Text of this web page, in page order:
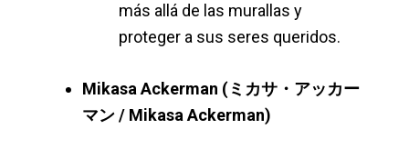
más allá de las murallas y
proteger a sus seres queridos.
Mikasa Ackerman (ミカサ・アッカー
マン / Mikasa Ackerman)